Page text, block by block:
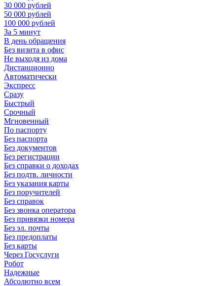
30 000 рублей
50 000 рублей
100 000 рублей
За 5 минут
В день обращения
Без визита в офис
Не выходя из дома
Дистанционно
Автоматически
Экспресс
Сразу
Быстрый
Срочный
Мгновенный
По паспорту
Без паспорта
Без документов
Без регистрации
Без справки о доходах
Без подтв. личности
Без указания карты
Без поручителей
Без справок
Без звонка оператора
Без привязки номера
Без эл. почты
Без предоплаты
Без карты
Через Госуслуги
Робот
Надежные
Абсолютно всем